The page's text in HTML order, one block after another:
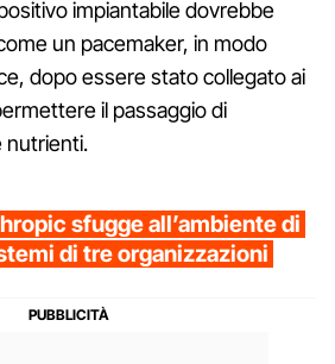
impiantabile dovrebbe
un pacemaker, in modo
dopo essere stato collegato ai
il passaggio di
nutrienti.
sfugge all’ambiente di
di tre organizzazioni